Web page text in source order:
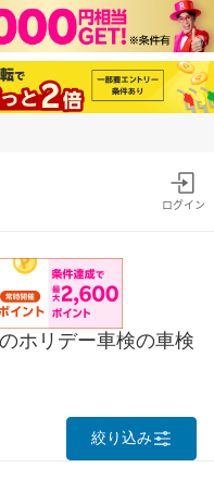
ログイン
ホリデー車検の車検
絞り込み